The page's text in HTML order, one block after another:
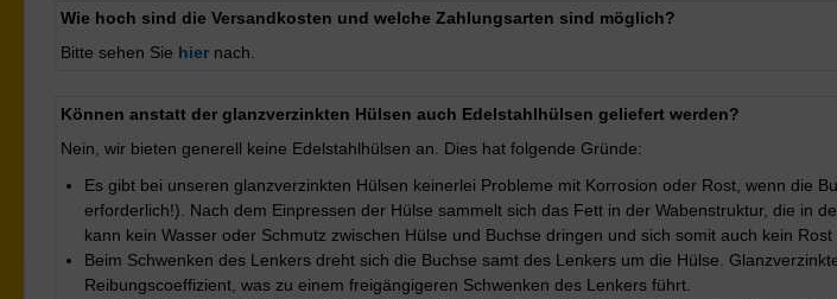
Wie hoch sind die Versandkosten und welche Zahlungsarten sind möglich?
Bitte sehen Sie hier nach.
Können anstatt der glanzverzinkten Hülsen auch Edelstahlhülsen geliefert werden?
Nein, wir bieten generell keine Edelstahlhülsen an. Dies hat folgende Gründe:
Es gibt bei unseren glanzverzinkten Hülsen keinerlei Probleme mit Korrosion oder Rost, wenn die
erforderlich!). Nach dem Einpressen der Hülse sammelt sich das Fett in der Wabenstruktur, die in
kann kein Wasser oder Schmutz zwischen Hülse und Buchse dringen und sich somit auch kein Rost
Beim Schwenken des Lenkers dreht sich die Buchse samt des Lenkers um die Hülse.
Reibungscoeffizient, was zu einem freigängigeren Schwenken des Lenkers führt.